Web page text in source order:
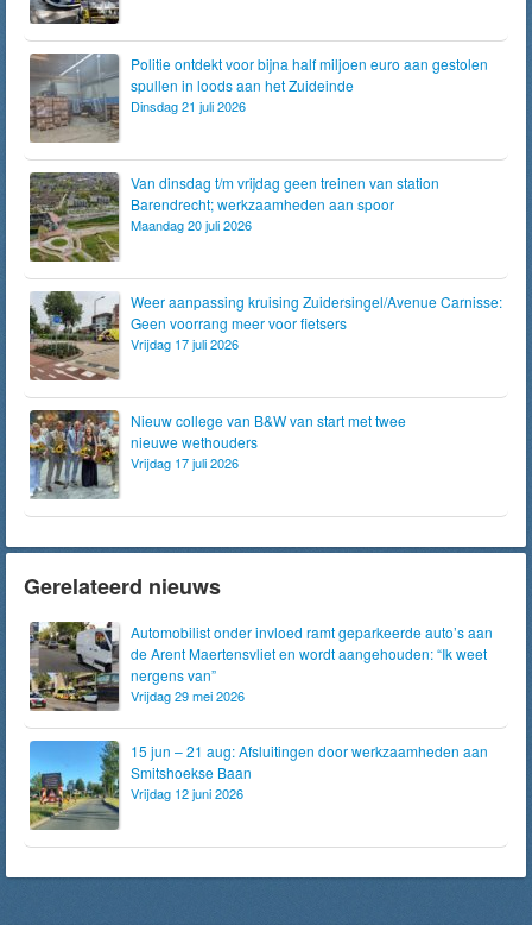
Politie ontdekt voor bijna half miljoen euro aan gestolen
spullen in loods aan het Zuideinde
Dinsdag 21 juli 2026
Van dinsdag t/m vrijdag geen treinen van station
Barendrecht; werkzaamheden aan spoor
Maandag 20 juli 2026
Weer aanpassing kruising Zuidersingel/Avenue Carnisse:
Geen voorrang meer voor fietsers
Vrijdag 17 juli 2026
Nieuw college van B&W van start met twee
nieuwe wethouders
Vrijdag 17 juli 2026
Gerelateerd nieuws
Automobilist onder invloed ramt geparkeerde auto’s aan
de Arent Maertensvliet en wordt aangehouden: “Ik weet
nergens van”
Vrijdag 29 mei 2026
15 jun – 21 aug: Afsluitingen door werkzaamheden aan
Smitshoekse Baan
Vrijdag 12 juni 2026